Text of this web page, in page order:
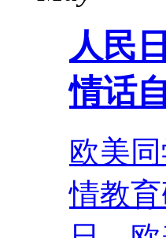
人民
情话
欧美
情教